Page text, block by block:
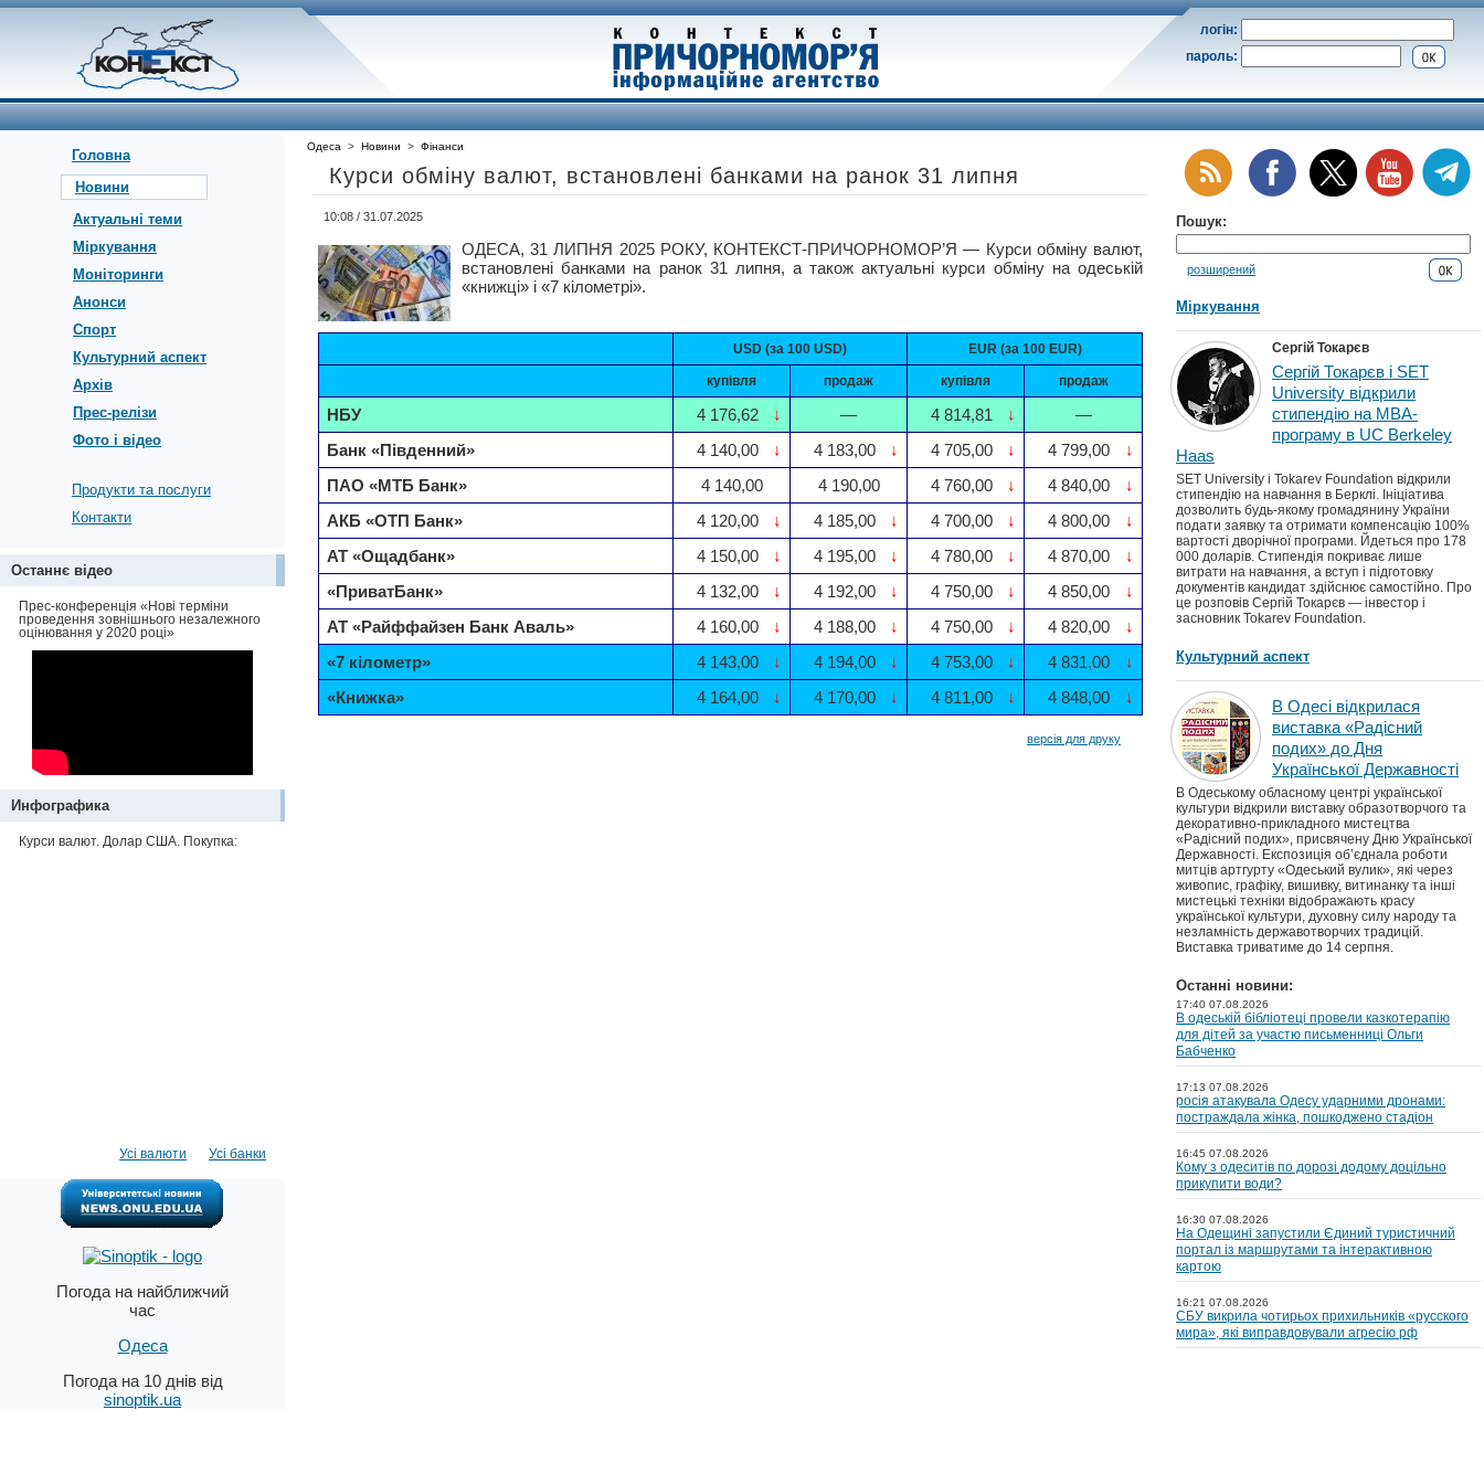
логін:
пароль:
Головна
Новини
Актуальні теми
Міркування
Моніторинги
Анонси
Спорт
Культурний аспект
Архів
Прес-релізи
Фото і відео
Продукти та послуги
Контакти
Останнє відео
Прес-конференція «Нові терміни
проведення зовнішнього незалежного
оцінювання у 2020 році»
Инфографика
Курси валют. Долар США. Покупка:
Усі банки
Усі валюти
Погода на найближчий
час
Одеса
Погода на 10 днів від
sinoptik.ua
Одеса > Новини > Фінанси
Курси обміну валют, встановлені банками на ранок 31 липня
10:08 / 31.07.2025
ОДЕСА, 31 ЛИПНЯ 2025 РОКУ, КОНТЕКСТ-ПРИЧОРНОМОР’Я — Курси обміну валют,
встановлені банками на ранок 31 липня, а також актуальні курси обміну на одеській
«книжці» і «7 кілометрі».
USD (за 100 USD) EUR (за 100 EUR)
купівля продаж купівля продаж
НБУ 4 176,62 ↓ — 4 814,81 ↓
—
Банк «Південний»
4 140,00 ↓ 4 183,00 ↓ 4 705,00 ↓ 4 799,00
↓
ПАО «МТБ Банк»
4 140,00 4 190,00 4 760,00 ↓ 4 840,00
↓
АКБ «ОТП Банк»
4 120,00 ↓ 4 185,00 ↓ 4 700,00 ↓ 4 800,00
↓
АТ «Ощадбанк»
4 150,00 ↓ 4 195,00 ↓ 4 780,00 ↓ 4 870,00
↓
«ПриватБанк»
4 132,00 ↓ 4 192,00 ↓ 4 750,00 ↓ 4 850,00
↓
АТ «Райффайзен Банк Аваль»
4 160,00 ↓ 4 188,00 ↓ 4 750,00 ↓ 4 820,00
↓
«7 кілометр»
4 143,00 ↓ 4 194,00 ↓ 4 753,00 ↓ 4 831,00
↓
«Книжка»
4 164,00 ↓ 4 170,00 ↓ 4 811,00 ↓ 4 848,00 ↓
версія для друку
Пошук:
розширений
Міркування
Сергій Токарєв
Сергій Токарєв і SET
University відкрили
стипендію на MBA-
програму в UC Berkeley
Haas
SET University і Tokarev Foundation відкрили
стипендію на навчання в Берклі. Ініціатива
дозволить будь-якому громадянину України
подати заявку та отримати компенсацію 100%
вартості дворічної програми. Йдеться про 178
000 доларів. Стипендія покриває лише
витрати на навчання, а вступ і підготовку
документів кандидат здійснює самостійно. Про
це розповів Сергій Токарєв — інвестор і
засновник Tokarev Foundation.
Культурний аспект
В Одесі відкрилася
виставка «Радісний
подих» до Дня
Української Державності
В Одеському обласному центрі української
культури відкрили виставку образотворчого та
декоративно-прикладного мистецтва
«Радісний подих», присвячену Дню Української
Державності. Експозиція об’єднала роботи
митців артгурту «Одеський вулик», які через
живопис, графіку, вишивку, витинанку та інші
мистецькі техніки відображають красу
української культури, духовну силу народу та
незламність державотворчих традицій.
Виставка триватиме до 14 серпня.
Останні новини:
17:40 07.08.2026
В одеській бібліотеці провели казкотерапію
для дітей за участю письменниці Ольги
Бабченко
17:13 07.08.2026
росія атакувала Одесу ударними дронами:
постраждала жінка, пошкоджено стадіон
16:45 07.08.2026
Кому з одеситів по дорозі додому доцільно
прикупити води?
16:30 07.08.2026
На Одещині запустили Єдиний туристичний
портал із маршрутами та інтерактивною
картою
16:21 07.08.2026
СБУ викрила чотирьох прихильників «русского
мира», які виправдовували агресію рф